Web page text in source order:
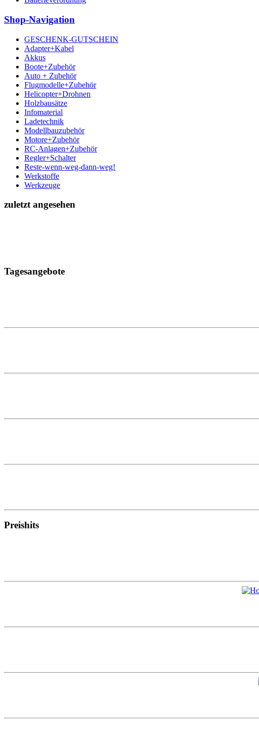
Shop-Navigation
GESCHENK-GUTSCHEIN
Adapter+Kabel
Akkus
Boote+Zubehör
Auto + Zubehör
Flugmodelle+Zubehör
Helicopter+Drohnen
Holzbausätze
Infomaterial
Ladetechnik
Modellbauzubehör
Motore+Zubehör
RC-Anlagen+Zubehör
Regler+Schalter
Reste-wenn-weg-dann-weg!
Werkstoffe
Werkzeuge
zuletzt angesehen
Tagesangebote
Preishits